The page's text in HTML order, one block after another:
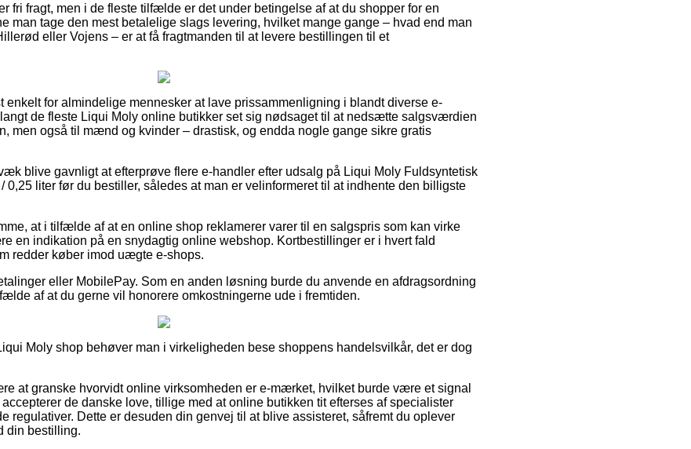
fri fragt, men i de fleste tilfælde er det under betingelse af at du shopper for en
man tage den mest betalelige slags levering, hvilket mange gange – hvad end man
eller Vojens – er at få fragtmanden til at levere bestillingen til et
enkelt for almindelige mennesker at lave prissammenligning i blandt diverse e-
de fleste Liqui Moly online butikker set sig nødsaget til at nedsætte salgsværdien
men også til mænd og kvinder – drastisk, og endda nogle gange sikre gratis
blive gavnligt at efterprøve flere e-handler efter udsalg på Liqui Moly Fuldsyntetisk
0,25 liter før du bestiller, således at man er velinformeret til at indhente den billigste
at i tilfælde af at en online shop reklamerer varer til en salgspris som kan virke
en indikation på en snydagtig online webshop. Kortbestillinger er i hvert fald
redder køber imod uægte e-shops.
eller MobilePay. Som en anden løsning burde du anvende en afdragsordning
af at du gerne vil honorere omkostningerne ude i fremtiden.
Moly shop behøver man i virkeligheden bese shoppens handelsvilkår, det er dog
at granske hvorvidt online virksomheden er e-mærket, hvilket burde være et signal
de danske love, tillige med at online butikken tit efterses af specialister
regulativer. Dette er desuden din genvej til at blive assisteret, såfremt du oplever
din bestilling.